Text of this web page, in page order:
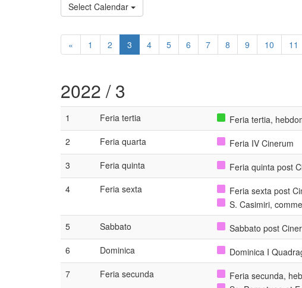
Select Calendar
« 1 2 3 4 5 6 7 8 9 10 11
2022 / 3
1 Feria tertia
Feria tertia,
2
Feria quarta
Feria IV Cinerum
3
Feria quinta
Feria quinta post
4
Feria sexta
Feria sexta post
S. Casimiri,
5
Sabbato
Sabbato post
6
Dominica
Dominica I
7
Feria secunda
Feria secunda,